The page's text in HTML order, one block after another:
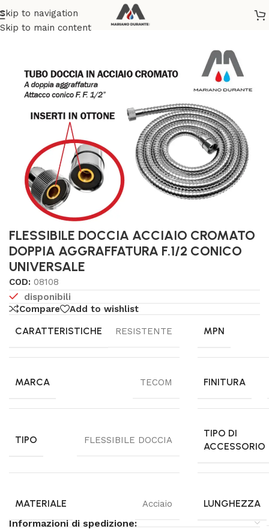
Skip to navigation
Skip to main content
Home/SANITARI/ACCESSORI BAGNO
FLESSIBILE DOCCIA ACCIAIO CROMATO
DOPPIA AGGRAFFATURA F.1/2 CONICO
UNIVERSALE
COD: 08108
disponibili
Compare
Add to wishlist
CARATTERISTICHE RESISTENTE MPN
MARCA TECOM FINITURA
TIPO FLESSIBILE DOCCIA
TIPO DI
ACCESSORIO
MATERIALE Acciaio
LUNGHEZZA
Informazioni di spedizione: